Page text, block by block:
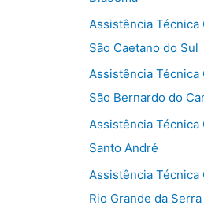
Assistência
São Caetano do Sul
Assistência Técnica
São Bernardo do
Assistência Técnica
Santo André
Assistência
Rio Grande da Serra